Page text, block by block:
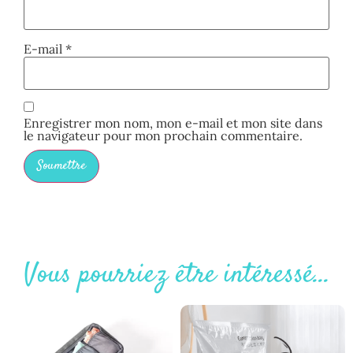
E-mail *
Enregistrer mon nom, mon e-mail et mon site dans
le navigateur pour mon prochain commentaire.
Vous pourriez être intéressé...